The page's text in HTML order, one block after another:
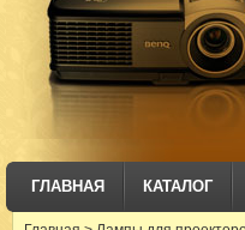
ГЛАВНАЯ КАТАЛОГ